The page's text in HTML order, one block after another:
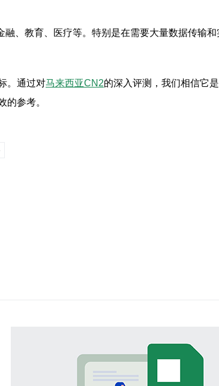
、教育、医疗等。特别是在需要大量数据传输
。通过对马来西亚CN2的深入评测，我们相信它
的参考。